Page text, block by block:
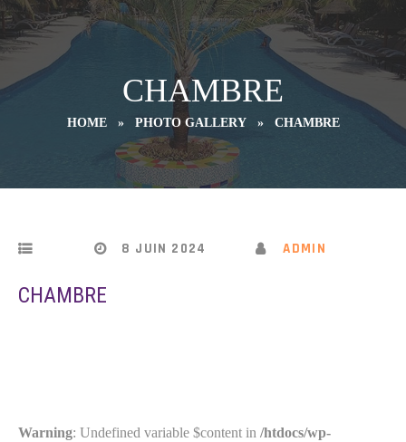
CHAMBRE
HOME » PHOTO GALLERY » CHAMBRE
8 JUIN 2024 ADMIN
CHAMBRE
Warning: Undefined variable $content in /htdocs/wp-